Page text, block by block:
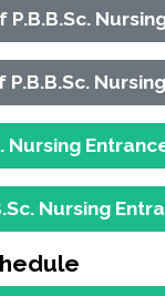
P.B.B.Sc.
Nursing
Nursing